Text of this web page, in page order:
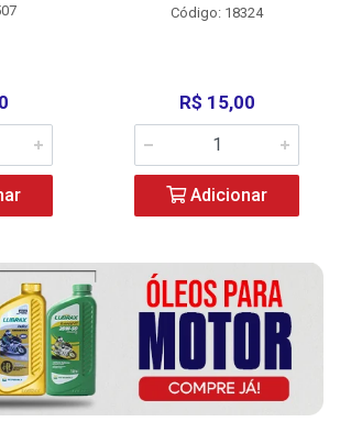
Código: 18324
R$ 15,00
Adicionar